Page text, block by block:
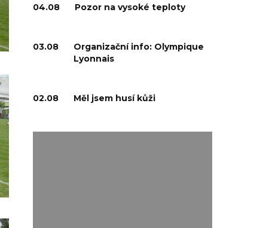
04.08 Pozor na vysoké teploty
03.08
Organizační info: Olympique
Lyonnais
02.08 Měl jsem husí kůži